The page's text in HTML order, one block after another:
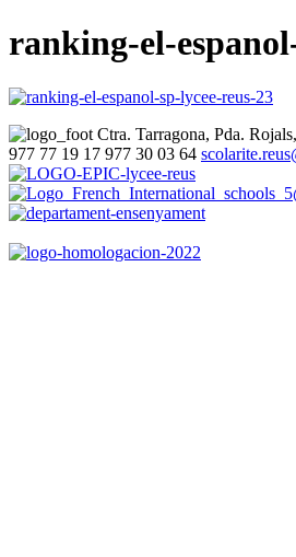
ranking-el-
Ctra. Tarragona, Pda.
977 77 19 17 977 30 03 64